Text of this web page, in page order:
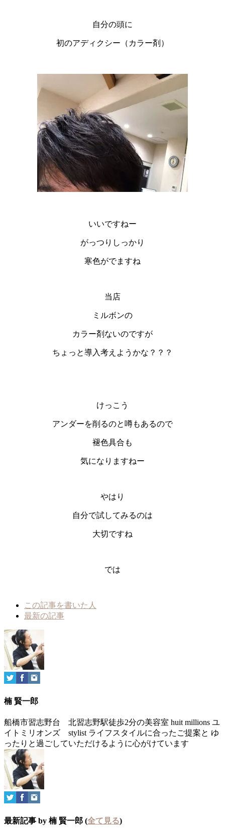
自分の頭に
初のアディクシー（カラー剤）
いいですねー
がっつりしっかり
寒色がでますね
当店
ミルボンの
カラー剤ないのですが
ちょっと導入考えようかな？？？
けっこう
アンダーを削るのと噂もあるので
褪色具合も
気になりますねー
やはり
自分で試してみるのは
大切ですね
では
following
tabs
change
content
below.
この記事を書いた人
最新の記事
楠 賢一郎
船橋市習志野台 北習志野駅徒歩2分の美容室 huit millions ユ
イトミリオンズ stylist ライフスタイルに合ったご提案と ゆ
ったりと過ごしていただけるように心がけています
最新記事 by 楠 賢一郎 (全て見る)